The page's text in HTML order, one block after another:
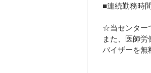
■連続勤務時
☆当センター
また、医師
バイザーを無